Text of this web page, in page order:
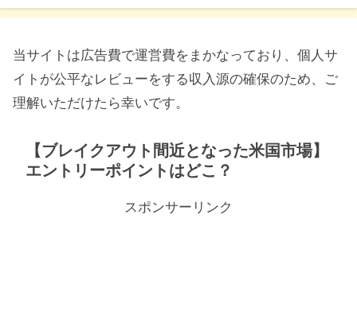
当サイトは広告費で運営費をまかなっており、個人サ
イトが公平なレビューをする収入源の確保のため、ご
理解いただけたら幸いです。
【ブレイクアウト間近となった米国市場】
エントリーポイントはどこ？
スポンサーリンク